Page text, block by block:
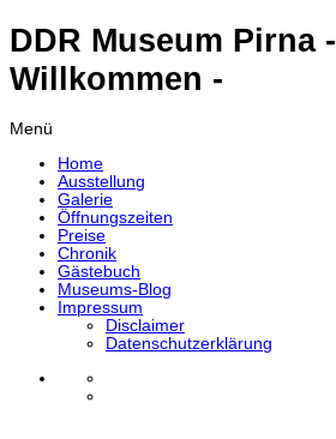
DDR Museum Pirna -
Willkommen -
Menü
Home
Ausstellung
Galerie
Öffnungszeiten
Preise
Chronik
Gästebuch
Museums-Blog
Impressum
Disclaimer
Datenschutzerklärung